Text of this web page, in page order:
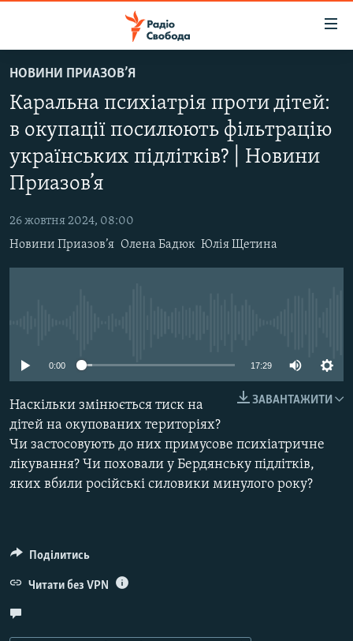
до
основного
матеріалу
Перейти
до
основної
Перейти
до
ВСЕ ЗА ДОБУ
СТАТТІ
ПОЛІТИКА
ЕКОНОМІКА
СУСПІЛЬСТВО
КУЛЬТУРА
ВІЙНА
РОСІЙСЬКА «ФІЛЬТРАЦІЯ»
ДОНБАС.РЕАЛІЇ
КРИМ.РЕАЛІЇ
МУЛЬТИМЕДІА
ФОТО
СПЕЦПРОЄКТИ
ПОДКАСТИ
УКР
ДОЛУЧАЙСЯ!
НОВИНИ ПРИАЗОВ’Я
Каральна психіатрія проти дітей:
в окупації посилюють фільтрацію
українських підлітків? | Новини
Приазов’я
26 жовтня 2024, 08:00
Новини Приазов’я Олена Бадюк Юлія Щетина
0:00 17:29
ЗАВАНТАЖИТИ
Наскільки змінюється тиск на
дітей на окупованих територіях?
Чи застосовують до них примусове психіатричне
лікування? Чи поховали у Бердянську підлітків,
яких вбили російські силовики минулого року?
Поділитись
Читати без VPN